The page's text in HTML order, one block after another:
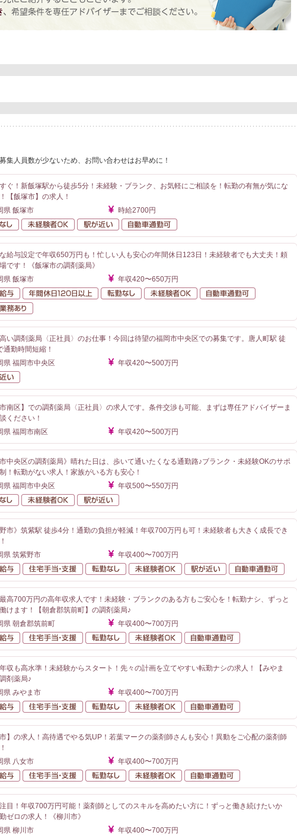
集人員数が少ないため、お問い合わせはお早めに！
ぐ！新飯塚駅から徒歩5分！未経験・ブランク、お気軽にご相談を！転勤の有無が気にな
【飯塚市】の求人！
県 飯塚市
時給2700円
転勤なし
未経験者OK 駅が近い
給与設定で年収650万円も！忙しい人も安心の年間休日123日！未経験者でも大丈夫！頼
です！《飯塚市の調剤薬局》
県 飯塚市
年収420〜650万円
高額給与
年間休日120日以上
転勤なし 未経験者OK
い調剤薬局〈正社員〉のお仕事！今回は待望の福岡市中央区での募集です。唐人町駅 徒
通勤時間短縮！
県 福岡市中央区
年収420〜500万円
市南区】での調剤薬局〈正社員〉の求人です。条件交渉も可能、まずは専任アドバイザーま
ください！
県 福岡市南区
年収420〜500万円
市中央区の調剤薬局》晴れた日は、歩いて通いたくなる通勤路♪ブランク・未経験OKのサポ
！転勤がない求人！家族がいる方も安心！
県 福岡市中央区
年収500〜550万円
転勤なし
未経験者OK
野市》筑紫駅 徒歩4分！通勤の負担が軽減！年収700万円も可！未経験者も大きく成長でき
県 筑紫野市
年収400〜700万円
高額給与
住宅手当・支援 転勤なし 未経験者OK 駅が近い
高700万円の高年収求人です！未経験・ブランクのある方もご安心を！転勤ナシ、ずっと
けます！【朝倉郡筑前町】の調剤薬局♪
県 朝倉郡筑前町
年収400〜700万円
高額給与
住宅手当・支援 転勤なし 未経験者OK
収も高水準！未経験からスタート！先々の計画を立てやすい転勤ナシの求人！【みやま
剤薬局♪
県 みやま市
年収400〜700万円
高額給与
住宅手当・支援 転勤なし 未経験者OK
市】の求人！高待遇でやる気UP！若葉マークの薬剤師さんも安心！異動をご心配の薬剤師
県 八女市
年収400〜700万円
高額給与
住宅手当・支援 転勤なし 未経験者OK
目！年収700万円可能！薬剤師としてのスキルを高めたい方に！ずっと働き続けたいか
ゼロの求人！《柳川市》
県 柳川市
年収400〜700万円